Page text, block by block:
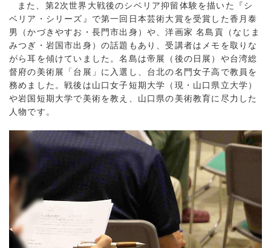
また、第2次世界大戦後のシベリア抑留体験を描いた『シ
ベリア・シリーズ』で第一回日本芸術大賞を受賞した香月泰
男（かづきやすお・長門市出身）や、洋画家 名島貢（なじま
みつぎ・岩国市出身）の話題もあり、受講者はメモを取りな
がら耳を傾けていました。名島は帝展（後の日展）や台湾総
督府の美術展「台展」に入選し、台北の名門女子高で教員を
務めました。戦後は山口女子短期大学（現・山口県立大学）
や岩国短期大学で美術を教え、山口県の美術教育に尽力した
人物です。